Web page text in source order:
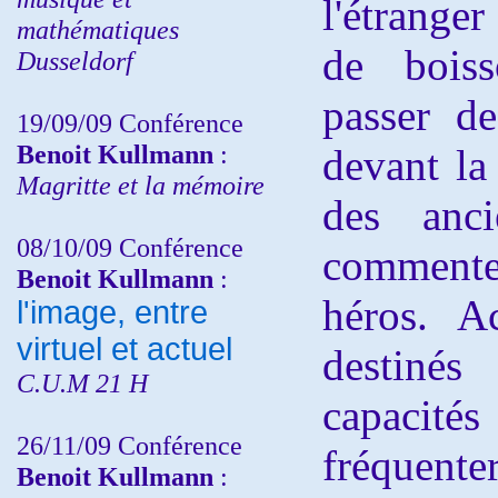
mathématiques
Dusseldorf
19/09/09 Conférence
Benoit Kullmann :
Magritte et la mémoire
08/10/09 Conférence
Benoit Kullmann :
l'image, entre
virtuel et actuel
C.U.M 21 H
26/11/09 Conférence
Benoit Kullmann :
de
passer
devant
des
héros.